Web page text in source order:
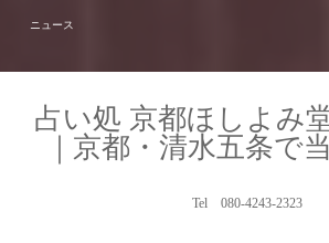
ニュース
占い処 京都ほしよみ
｜京都・清水五条で
Tel 080-4243-2323